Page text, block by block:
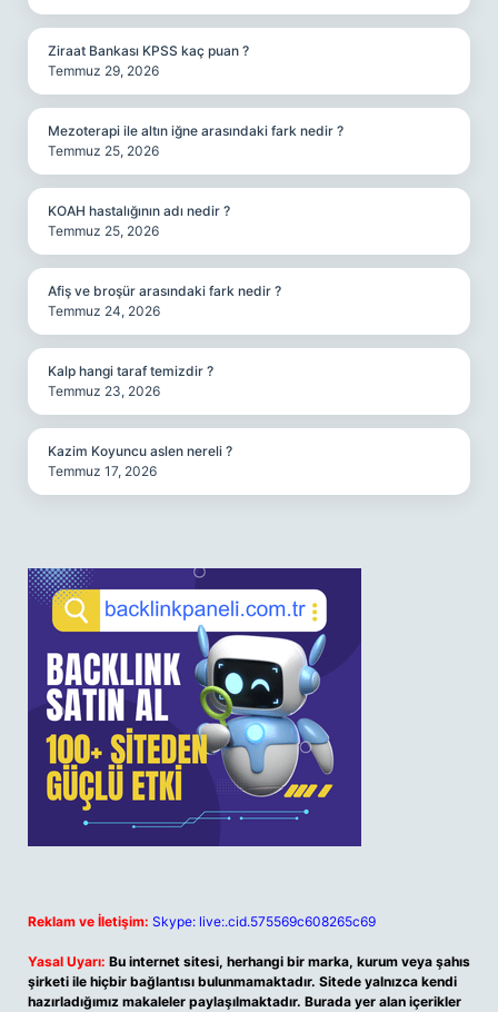
Ziraat Bankası KPSS kaç puan ?
Temmuz 29, 2026
Mezoterapi ile altın iğne arasındaki fark nedir ?
Temmuz 25, 2026
KOAH hastalığının adı nedir ?
Temmuz 25, 2026
Afiş ve broşür arasındaki fark nedir ?
Temmuz 24, 2026
Kalp hangi taraf temizdir ?
Temmuz 23, 2026
Kazim Koyuncu aslen nereli ?
Temmuz 17, 2026
Reklam ve İletişim: Skype: live:.cid.575569c608265c69
Yasal Uyarı: Bu internet sitesi, herhangi bir marka, kurum veya şahıs
şirketi ile hiçbir bağlantısı bulunmamaktadır. Sitede yalnızca kendi
hazırladığımız makaleler paylaşılmaktadır. Burada yer alan içerikler